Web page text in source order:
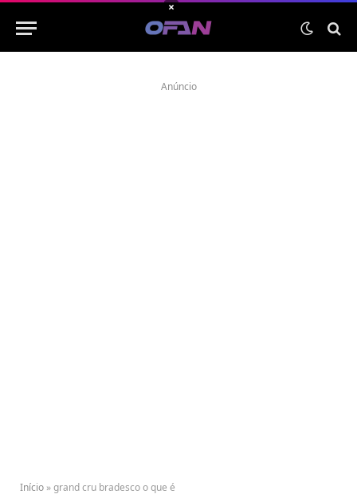
Anúncio
Início »grand cru bradesco o que é
×